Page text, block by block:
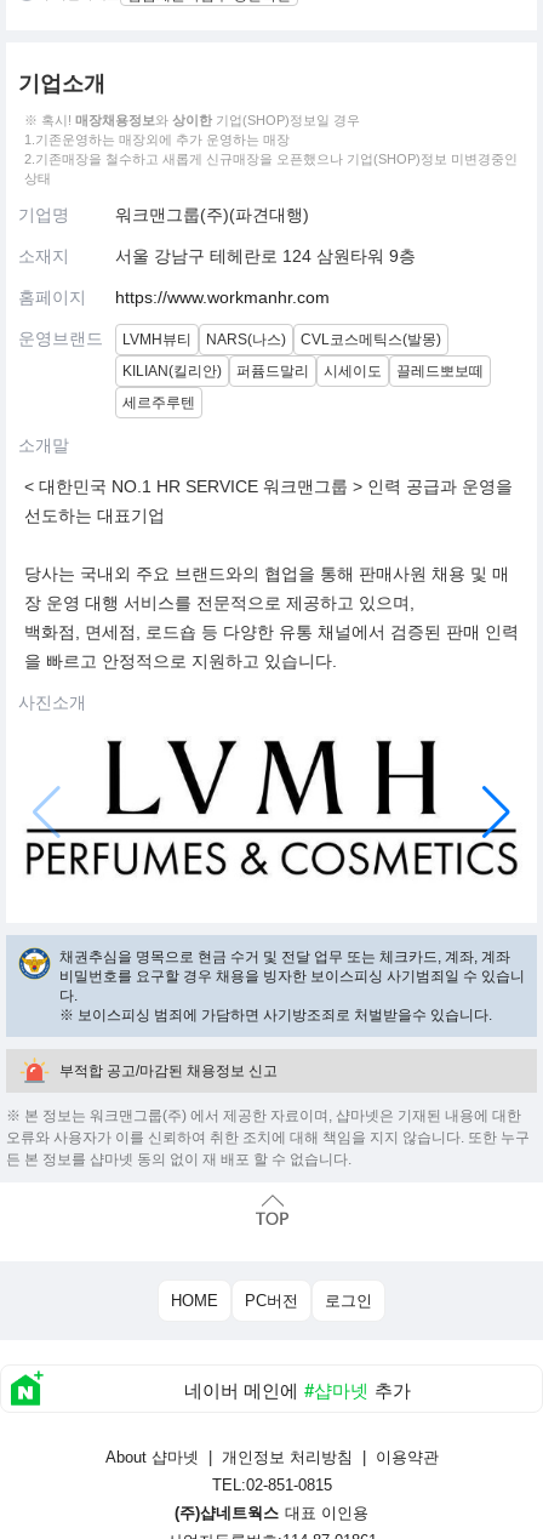
기업소개
※ 혹시! 매장채용정보와 상이한 기업(SHOP)정보일 경우
1.기존운영하는 매장외에 추가 운영하는 매장
2.기존매장을 철수하고 새롭게 신규매장을 오픈했으나 기업(SHOP)정보 미변경중인
상태
기업명 워크맨그룹(주)(파견대행)
소재지 서울 강남구 테헤란로 124 삼원타워 9층
홈페이지 https://www.workmanhr.com
운영브랜드 LVMH뷰티 NARS(나스)
CVL코스메틱스(발몽)
KILIAN(킬리안)
퍼퓸드말리 시세이도
끌레드뽀보떼
세르주루텐
소개말
< 대한민국 NO.1 HR SERVICE 워크맨그룹 > 인력 공급과 운영을
선도하는 대표기업
당사는 국내외 주요 브랜드와의 협업을 통해 판매사원 채용 및 매
장 운영 대행 서비스를 전문적으로 제공하고 있으며,
백화점, 면세점, 로드숍 등 다양한 유통 채널에서 검증된 판매 인력
을 빠르고 안정적으로 지원하고 있습니다.
사진소개
채권추심을 명목으로 현금 수거 및 전달 업무 또는 체크카드, 계좌, 계좌
비밀번호를 요구할 경우 채용을 빙자한 보이스피싱 사기범죄일 수 있습니
다.
※ 보이스피싱 범죄에 가담하면 사기방조죄로 처벌받을수 있습니다.
부적합 공고/마감된 채용정보 신고
※ 본 정보는 워크맨그룹(주) 에서 제공한 자료이며, 샵마넷은 기재된 내용에 대한
오류와 사용자가 이를 신뢰하여 취한 조치에 대해 책임을 지지 않습니다. 또한 누구
든 본 정보를 샵마넷 동의 없이 재 배포 할 수 없습니다.
HOME PC버전 로그인
네이버 메인에 #샵마넷 추가
About 샵마넷 개인정보 처리방침
이용약관
TEL:02-851-0815
(주)샵네트웍스 대표 이인용